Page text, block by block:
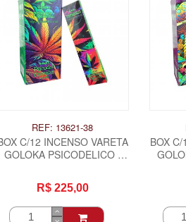
REF: 13621-38
C/12 INCENSO VARETA
GOLOKA PSICODELICO -
R$ 225,00
BOX